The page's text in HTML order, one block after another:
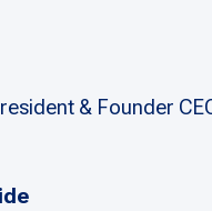
& Founder